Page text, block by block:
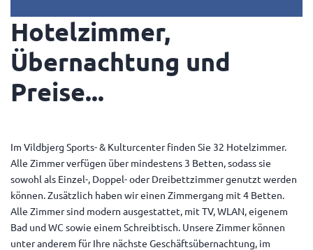
Hotelzimmer,
Übernachtung und
Preise...
Im Vildbjerg Sports- & Kulturcenter finden Sie 32 Hotelzimmer.
Alle Zimmer verfügen über mindestens 3 Betten, sodass sie
sowohl als Einzel-, Doppel- oder Dreibettzimmer genutzt werden
können. Zusätzlich haben wir einen Zimmergang mit 4 Betten.
Alle Zimmer sind modern ausgestattet, mit TV, WLAN, eigenem
Bad und WC sowie einem Schreibtisch. Unsere Zimmer können
unter anderem für Ihre nächste Geschäftsübernachtung, im